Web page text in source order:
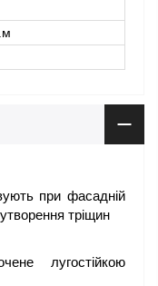
при фасадній
тріщин
лугостійкою